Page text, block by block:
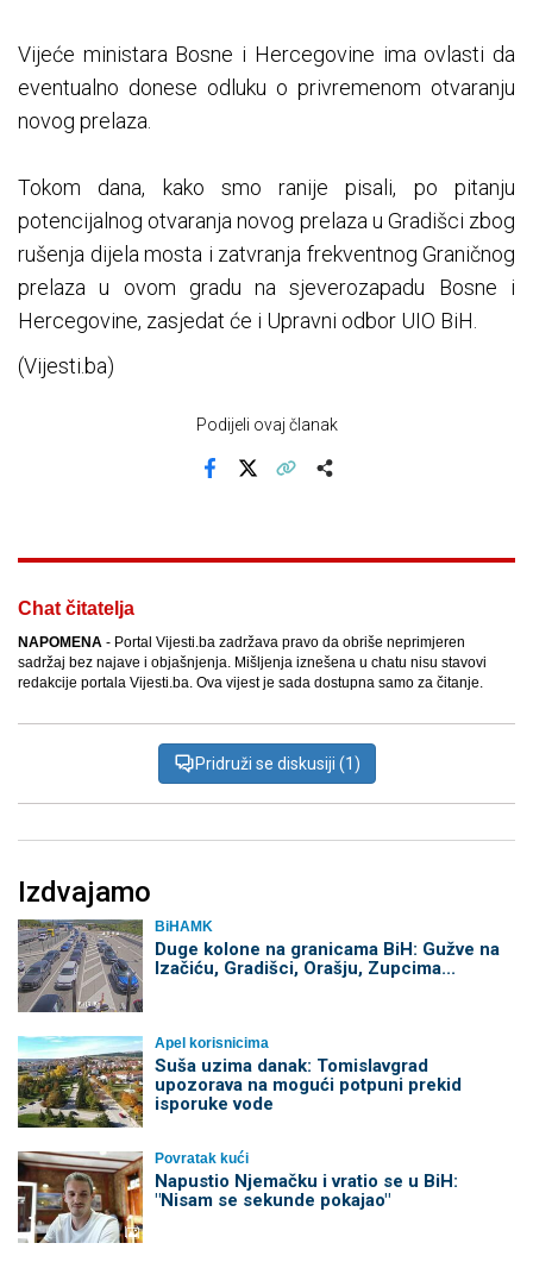
Vijeće ministara Bosne i Hercegovine ima ovlasti da
eventualno donese odluku o privremenom otvaranju
novog prelaza.
Tokom dana, kako smo ranije pisali, po pitanju
potencijalnog otvaranja novog prelaza u Gradišci zbog
rušenja dijela mosta i zatvranja frekventnog Graničnog
prelaza u ovom gradu na sjeverozapadu Bosne i
Hercegovine, zasjedat će i Upravni odbor UIO BiH.
(Vijesti.ba)
Podijeli ovaj članak
Chat čitatelja
NAPOMENA - Portal Vijesti.ba zadržava pravo da obriše neprimjeren
sadržaj bez najave i objašnjenja. Mišljenja iznešena u chatu nisu stavovi
redakcije portala Vijesti.ba. Ova vijest je sada dostupna samo za čitanje.
Pridruži se diskusiji (1)
Izdvajamo
BiHAMK
Duge kolone na granicama BiH: Gužve na
Izačiću, Gradišci, Orašju, Zupcima...
Apel korisnicima
Suša uzima danak: Tomislavgrad
upozorava na mogući potpuni prekid
isporuke vode
Povratak kući
Napustio Njemačku i vratio se u BiH:
"Nisam se sekunde pokajao"